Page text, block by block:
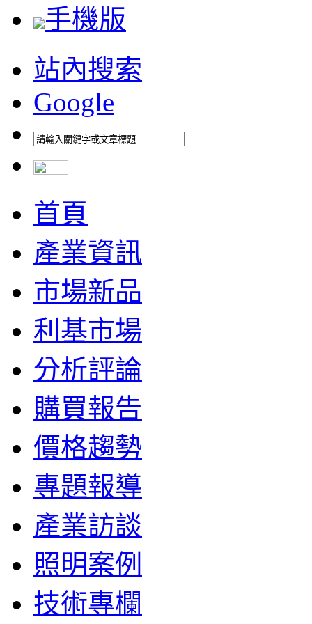
手機版
站內搜索
Google
首頁
產業資訊
市場新品
利基市場
分析評論
購買報告
價格趨勢
專題報導
產業訪談
照明案例
技術專欄